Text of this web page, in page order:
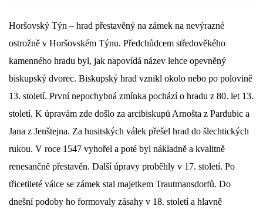
NÁRODOPIS
OSOBNOSTI
OSTATNÍ
ODKAZY
O NÁS
DŮL NA SLÍDU (NA KOLE)
Horšovský Týn – hrad přestavěný na zámek na nevýrazné
ostrožně v Horšovském Týnu. Předchůdcem středověkého
kamenného hradu byl, jak napovídá název lehce opevněný
biskupský dvorec. Biskupský hrad vznikl okolo nebo po polovině
13. století. První nepochybná zmínka pochází o hradu z 80. let 13.
století. K úpravám zde došlo za arcibiskupů Arnošta z Pardubic a
Jana z Jenštejna. Za husitských válek přešel hrad do šlechtických
rukou. V roce 1547 vyhořel a poté byl nákladně a kvalitně
renesančně přestavěn. Další úpravy proběhly v 17. století. Po
třicetileté válce se zámek stal majetkem Trautmansdorfů. Do
dnešní podoby ho formovaly zásahy v 18. století a hlavně